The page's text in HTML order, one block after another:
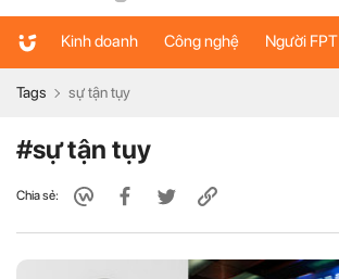
Kinh doanh Công nghệ Người FPT
Tags sự tận tụy
#sự tận tụy
Chia sẻ: